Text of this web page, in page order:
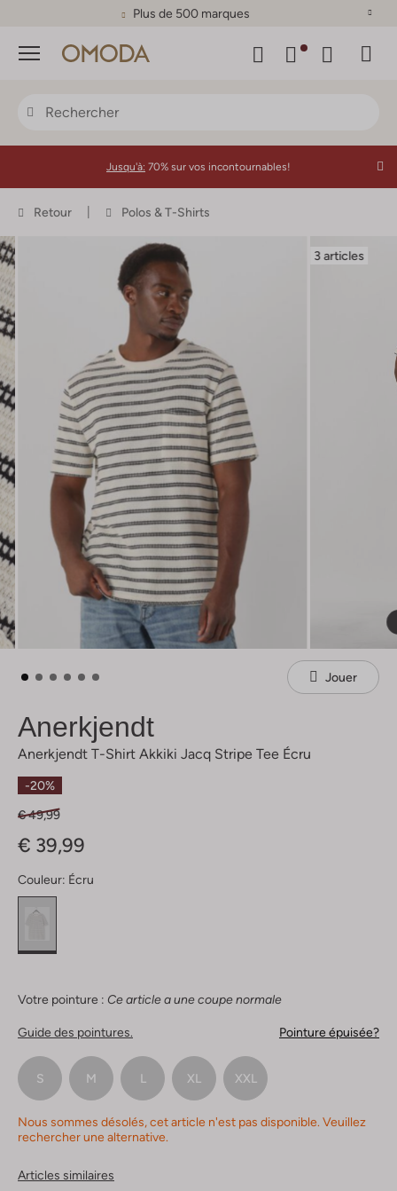
Plus de 500 marques
Menu
Jusqu'à: 70% sur vos incontournables!
Retour Polos & T-Shirts
3 articles
Jouer
Anerkjendt
Anerkjendt T-Shirt Akkiki Jacq Stripe Tee Écru
-20%
€ 49,99
€ 39,99
Couleur: Écru
Votre pointure : Ce article a une coupe normale
Guide des pointures. Pointure épuisée?
S M L XL XXL
Nous sommes désolés, cet article n'est pas disponible. Veuillez
rechercher une alternative.
Articles similaires